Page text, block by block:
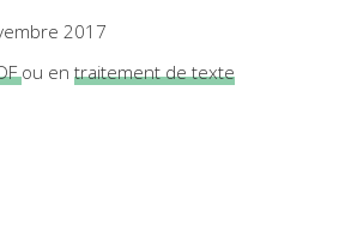
2017
ou entraitement de texte